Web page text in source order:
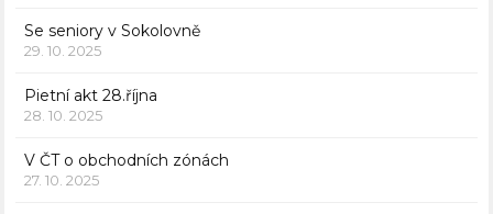
Se seniory v Sokolovně
29. 10. 2025
Pietní akt 28.října
28. 10. 2025
V ČT o obchodních zónách
27. 10. 2025